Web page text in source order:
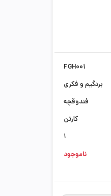
FGH001
بردگیم و فکری
فندوقچه
کارتن
1
ناموجود